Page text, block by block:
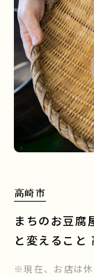
高崎市
まちのお豆腐
と変えること
※現在、お店は